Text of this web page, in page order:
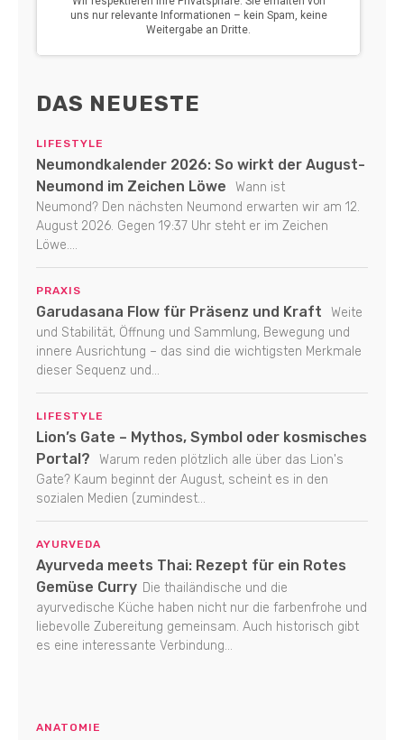
DAS NEUESTE
LIFESTYLE
Neumondkalender 2026: So wirkt der August-
Neumond im Zeichen Löwe
Wann ist
Neumond? Den nächsten Neumond erwarten wir am 12.
August 2026. Gegen 19:37 Uhr steht er im Zeichen
Löwe....
PRAXIS
Garudasana Flow für Präsenz und Kraft
Weite
und Stabilität, Öffnung und Sammlung, Bewegung und
innere Ausrichtung – das sind die wichtigsten Merkmale
dieser Sequenz und...
LIFESTYLE
Lion’s Gate – Mythos, Symbol oder kosmisches
Portal?
Warum reden plötzlich alle über das Lion's
Gate? Kaum beginnt der August, scheint es in den
sozialen Medien (zumindest...
AYURVEDA
Ayurveda meets Thai: Rezept für ein Rotes
Gemüse Curry Die thailändische und die
ayurvedische Küche haben nicht nur die farbenfrohe und
liebevolle Zubereitung gemeinsam. Auch historisch gibt
es eine interessante Verbindung...
ANATOMIE